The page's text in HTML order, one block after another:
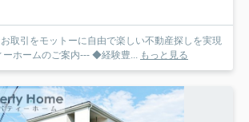
お取引をモットーに自由で楽しい不動産探しを実現
ーホームのご案内--- ◆経験豊... もっと見る